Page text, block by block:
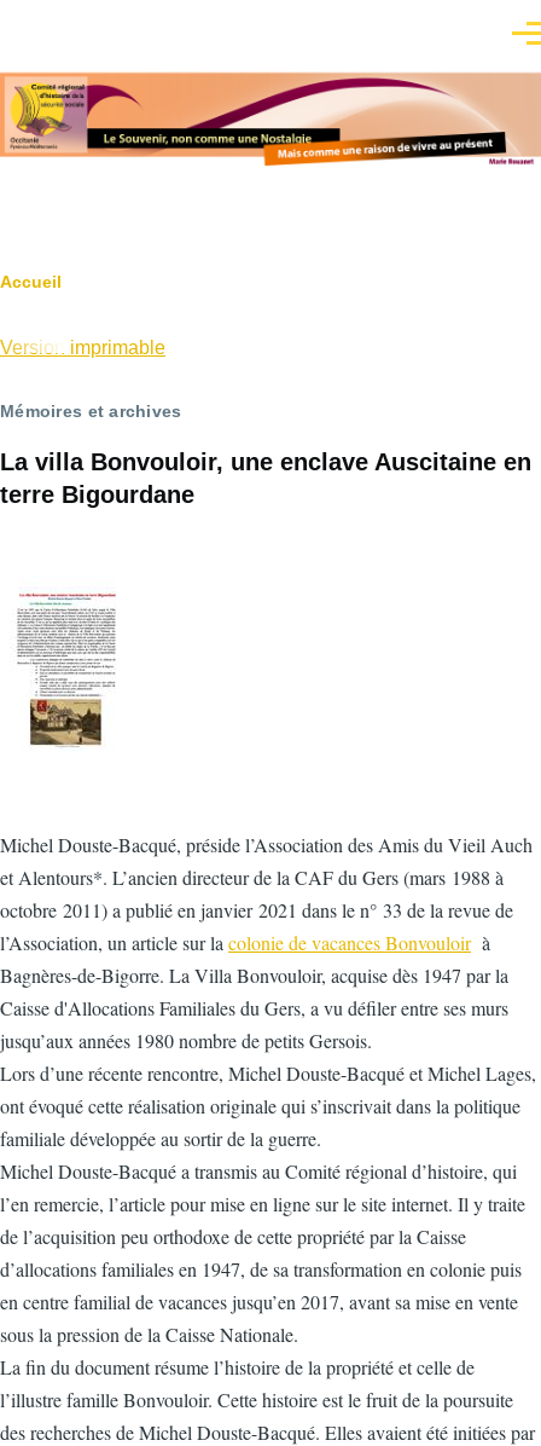
Fil
d'Ariane
Accueil
Version imprimable
Mémoires et archives
La villa Bonvouloir, une enclave Auscitaine en
terre Bigourdane
Michel Douste-Bacqué, préside l’Association des Amis du Vieil Auch
et Alentours*. L’ancien directeur de la CAF du Gers (mars 1988 à
octobre 2011) a publié en janvier 2021 dans le n° 33 de la revue de
l’Association, un article sur la colonie de vacances Bonvouloirà
Bagnères-de-Bigorre. La Villa Bonvouloir, acquise dès 1947 par la
Caisse d'Allocations Familiales du Gers, a vu défiler entre ses murs
jusqu’aux années 1980 nombre de petits Gersois.
Lors d’une récente rencontre, Michel Douste-Bacqué et Michel Lages,
ont évoqué cette réalisation originale qui s’inscrivait dans la politique
familiale développée au sortir de la guerre.
Michel Douste-Bacqué a transmis au Comité régional d’histoire, qui
l’en remercie, l’article pour mise en ligne sur le site internet. Il y traite
de l’acquisition peu orthodoxe de cette propriété par la Caisse
d’allocations familiales en 1947, de sa transformation en colonie puis
en centre familial de vacances jusqu’en 2017, avant sa mise en vente
sous la pression de la Caisse Nationale.
La fin du document résume l’histoire de la propriété et celle de
l’illustre famille Bonvouloir. Cette histoire est le fruit de la poursuite
des recherches de Michel Douste-Bacqué. Elles avaient été initiées par